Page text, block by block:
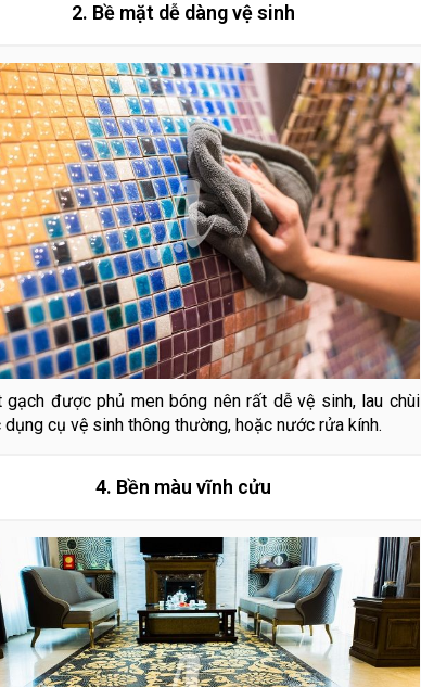
2. Bề mặt dễ dàng vệ sinh
gạch được phủ men bóng nên rất dễ vệ sinh, lau chùi
dụng cụ vệ sinh thông thường, hoặc nước rửa kính.
4. Bền màu vĩnh cửu